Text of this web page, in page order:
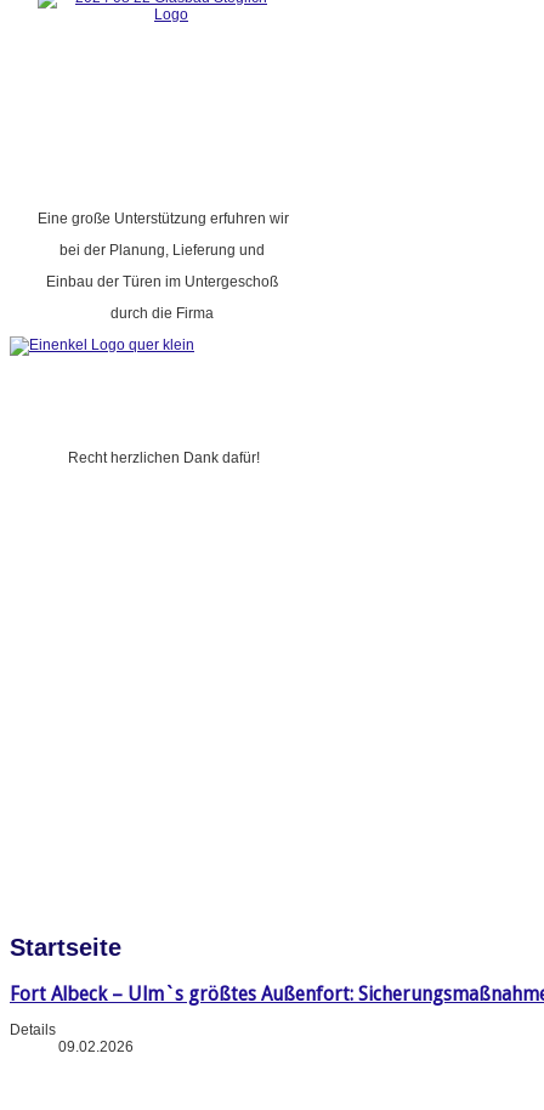
Eine große Unterstützung erfuhren wir
bei der Planung, Lieferung und
Einbau der Türen im Untergeschoß
durch die Firma
Recht herzlichen Dank dafür!
Startseite
Fort Albeck – Ulm`s größtes Außenfort:
Details
09.02.2026